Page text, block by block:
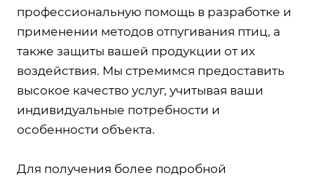
профессиональную помощь в разработке и
применении методов отпугивания птиц, а
также защиты вашей продукции от их
воздействия. Мы стремимся предоставить
высокое качество услуг, учитывая ваши
индивидуальные потребности и
особенности объекта.
Для получения более подробной